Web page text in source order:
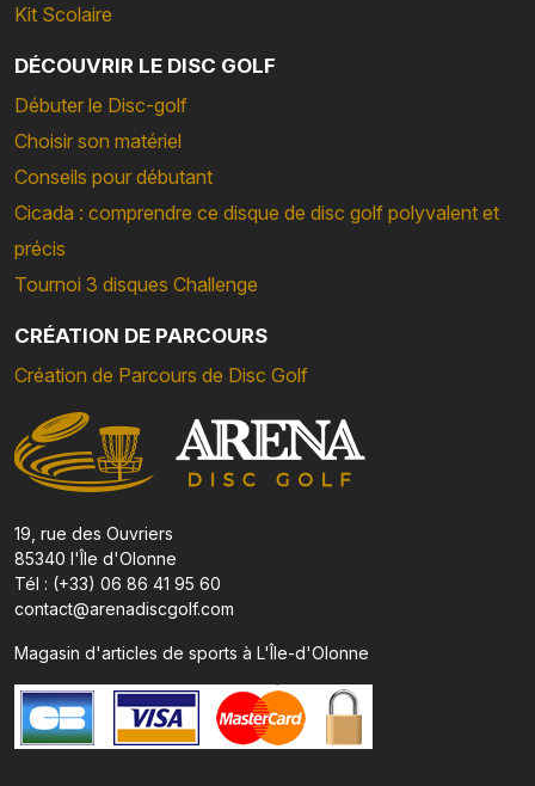
Kit Scolaire
DÉCOUVRIR LE DISC GOLF
Débuter le Disc-golf
Choisir son matériel
Conseils pour débutant
Cicada : comprendre ce disque de disc golf polyvalent et
précis
Tournoi 3 disques Challenge
CRÉATION DE PARCOURS
Création de Parcours de Disc Golf
19, rue des Ouvriers
85340 l'Île d'Olonne
Tél : (+33) 06 86 41 95 60
contact@arenadiscgolf.com
Magasin d'articles de sports à L'Île-d'Olonne